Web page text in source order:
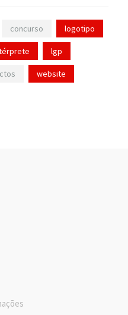
concurso logotipo
lgp
website